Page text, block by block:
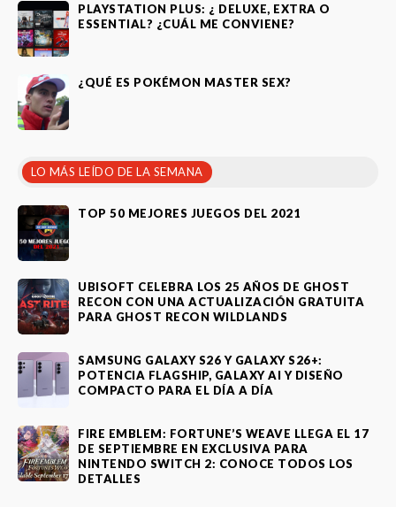
PLAYSTATION PLUS: ¿ DELUXE, EXTRA O
ESSENTIAL? ¿CUÁL ME CONVIENE?
¿QUÉ ES POKÉMON MASTER SEX?
LO MÁS LEÍDO DE LA SEMANA
TOP 50 MEJORES JUEGOS DEL 2021
UBISOFT CELEBRA LOS 25 AÑOS DE GHOST
RECON CON UNA ACTUALIZACIÓN GRATUITA
PARA GHOST RECON WILDLANDS
SAMSUNG GALAXY S26 Y GALAXY S26+:
POTENCIA FLAGSHIP, GALAXY AI Y DISEÑO
COMPACTO PARA EL DÍA A DÍA
FIRE EMBLEM: FORTUNE’S WEAVE LLEGA EL 17
DE SEPTIEMBRE EN EXCLUSIVA PARA
NINTENDO SWITCH 2: CONOCE TODOS LOS
DETALLES